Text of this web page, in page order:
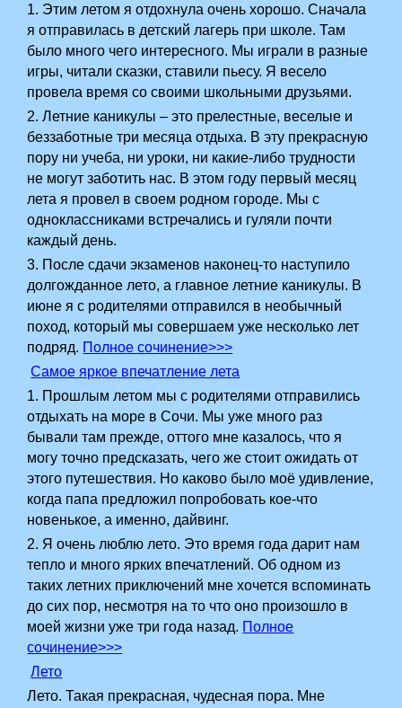
1. Этим летом я отдохнула очень хорошо. Сначала
я отправилась в детский лагерь при школе. Там
было много чего интересного. Мы играли в разные
игры, читали сказки, ставили пьесу. Я весело
провела время со своими школьными друзьями.
2. Летние каникулы – это прелестные, веселые и
беззаботные три месяца отдыха. В эту прекрасную
пору ни учеба, ни уроки, ни какие-либо трудности
не могут заботить нас. В этом году первый месяц
лета я провел в своем родном городе. Мы с
одноклассниками встречались и гуляли почти
каждый день.
3. После сдачи экзаменов наконец-то наступило
долгожданное лето, а главное летние каникулы. В
июне я с родителями отправился в необычный
поход, который мы совершаем уже несколько лет
подряд. Полное сочинение>>>
Самое яркое впечатление лета
1. Прошлым летом мы с родителями отправились
отдыхать на море в Сочи. Мы уже много раз
бывали там прежде, оттого мне казалось, что я
могу точно предсказать, чего же стоит ожидать от
этого путешествия. Но каково было моё удивление,
когда папа предложил попробовать кое-что
новенькое, а именно, дайвинг.
2.­ Я очень люблю лето. Это время года дарит нам
тепло и много ярких впечатлений. Об одном из
таких летних приключений мне хочется вспоминать
до сих пор, несмотря на то что оно произошло в
моей жизни уже три года назад. Полное
сочинение>>>
Лето
Лето. Такая прекрасная, чудесная пора. Мне